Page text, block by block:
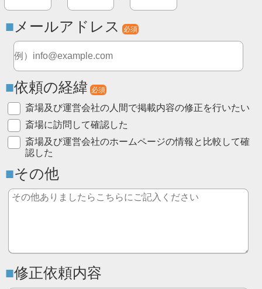
メールアドレス 必須
依頼の経緯 必須
斎場及び運営会社の人間で掲載内容の修正を行いたい
斎場に訪問して確認した
斎場及び運営会社のホームページの情報と比較して確
認した
その他
修正依頼内容